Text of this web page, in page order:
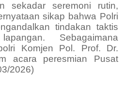
sekadar seremoni rutin,
sikap bahwa Polri
tindakan taktis
Sebagaimana
Komjen Pol. Prof. Dr.
acara peresmian Pusat
2026)